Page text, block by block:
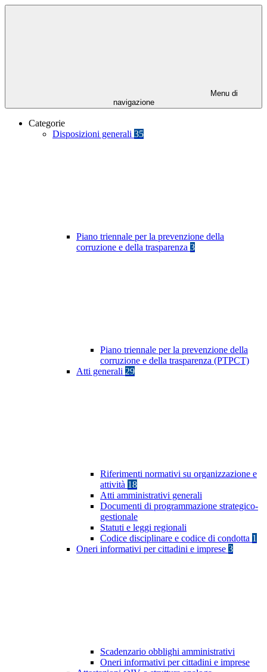
Menu di
navigazione
Categorie
Disposizioni generali 35
Piano triennale per la prevenzione della
corruzione e della trasparenza 3
Piano triennale per la prevenzione della
corruzione e della trasparenza (PTPCT)
Atti generali 29
Riferimenti normativi su organizzazione e
attività 18
Atti amministrativi generali
Documenti di programmazione strategico-
gestionale
Statuti e leggi regionali
Codice disciplinare e codice di condotta 1
Oneri informativi per cittadini e imprese 3
Scadenzario obblighi amministrativi
Oneri informativi per cittadini e imprese